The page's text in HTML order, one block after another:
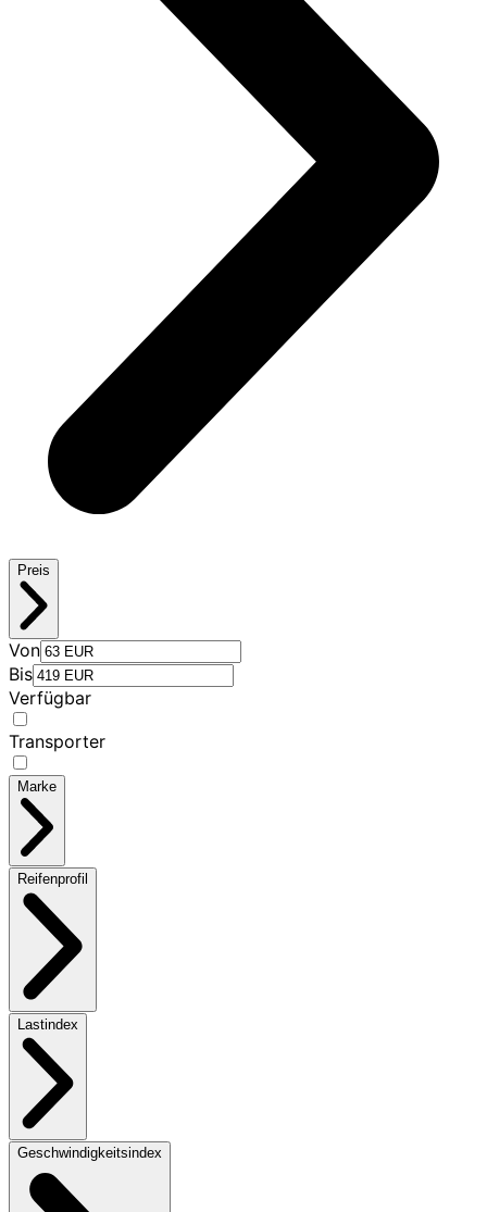
Preis
Von
Bis
Verfügbar
Transporter
Marke
Reifenprofil
Lastindex
Geschwindigkeitsindex